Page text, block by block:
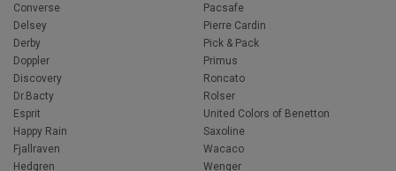
Converse
Delsey
Derby
Doppler
Discovery
Dr.Bacty
Esprit
Happy Rain
Fjallraven
Hedgren
Pacsafe
Pierre Cardin
Pick & Pack
Primus
Roncato
Rolser
United Colors of Benetton
Saxoline
Wacaco
Wenger